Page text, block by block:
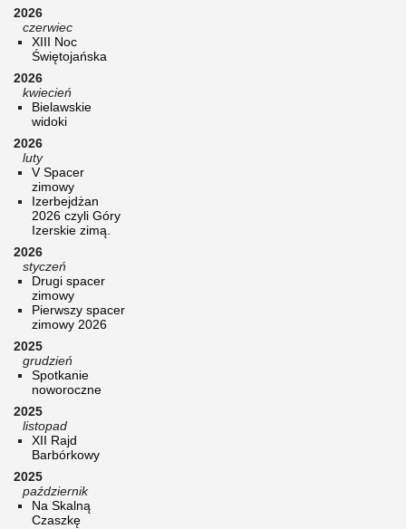
2026
czerwiec
XIII Noc
Świętojańska
2026
kwiecień
Bielawskie
widoki
2026
luty
V Spacer
zimowy
Izerbejdżan
2026 czyli Góry
Izerskie zimą.
2026
styczeń
Drugi spacer
zimowy
Pierwszy spacer
zimowy 2026
2025
grudzień
Spotkanie
noworoczne
2025
listopad
XII Rajd
Barbórkowy
2025
październik
Na Skalną
Czaszkę